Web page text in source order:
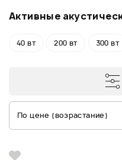
Активные
40 вт 200 вт 300 вт
По цене (возрастание)